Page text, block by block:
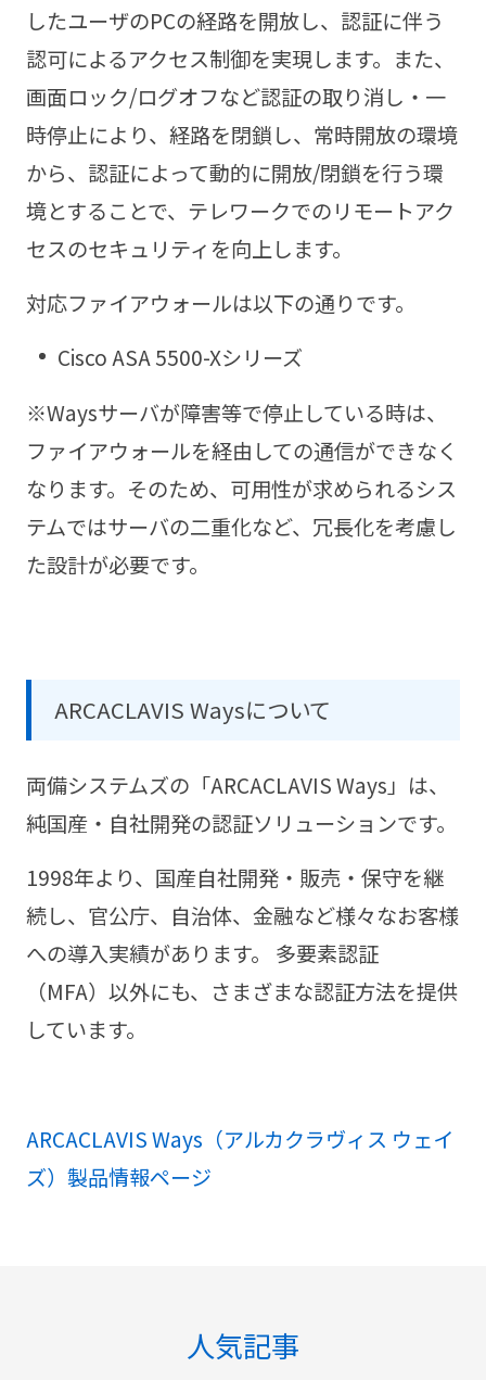
したユーザのPCの経路を開放し、認証に伴う
認可によるアクセス制御を実現します。また、
画面ロック/ログオフなど認証の取り消し・一
時停止により、経路を閉鎖し、常時開放の環境
から、認証によって動的に開放/閉鎖を行う環
境とすることで、テレワークでのリモートアク
セスのセキュリティを向上します。
対応ファイアウォールは以下の通りです。
Cisco ASA 5500-Xシリーズ
※Waysサーバが障害等で停止している時は、
ファイアウォールを経由しての通信ができなく
なります。そのため、可用性が求められるシス
テムではサーバの二重化など、冗長化を考慮し
た設計が必要です。
ARCACLAVIS Waysについて
両備システムズの「ARCACLAVIS Ways」は、
純国産・自社開発の認証ソリューションです。
1998年より、国産自社開発・販売・保守を継
続し、官公庁、自治体、金融など様々なお客様
への導入実績があります。 多要素認証
（MFA）以外にも、さまざまな認証方法を提供
しています。
ARCACLAVIS Ways（アルカクラヴィス ウェイ
ズ）製品情報ページ
人気記事